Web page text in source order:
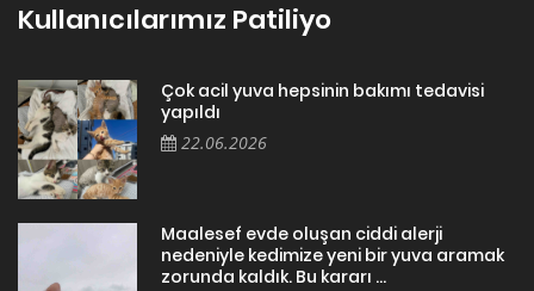
Kullanıcılarımız Patiliyo
Çok acil yuva hepsinin bakımı tedavisi
yapıldı
22.06.2026
Maalesef evde oluşan ciddi alerji
nedeniyle kedimize yeni bir yuva aramak
zorunda kaldık. Bu kararı ...